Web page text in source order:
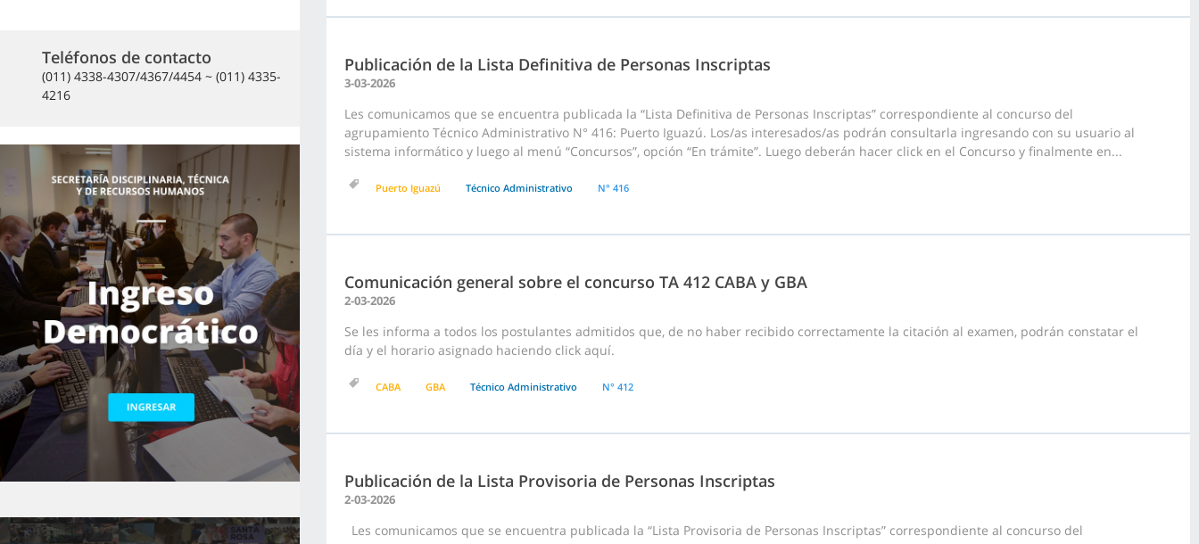
Teléfonos de contacto
(011) 4338-4307/4367/4454 ~ (011) 4335-
4216
Publicación de la Lista Definitiva de Personas Inscriptas
3-03-2026
Les comunicamos que se encuentra publicada la “Lista Definitiva de Personas Inscriptas” correspondiente al concurso del
agrupamiento Técnico Administrativo N° 416: Puerto Iguazú. Los/as interesados/as podrán consultarla ingresando con su usuario al
sistema informático y luego al menú “Concursos”, opción “En trámite”. Luego deberán hacer click en el Concurso y finalmente en...
Puerto Iguazú Técnico Administrativo N° 416
Comunicación general sobre el concurso TA 412 CABA y GBA
2-03-2026
Se les informa a todos los postulantes admitidos que, de no haber recibido correctamente la citación al examen, podrán constatar el
día y el horario asignado haciendo click aquí.
CABA GBA Técnico Administrativo N° 412
Publicación de la Lista Provisoria de Personas Inscriptas
2-03-2026
Les comunicamos que se encuentra publicada la “Lista Provisoria de Personas Inscriptas” correspondiente al concurso del